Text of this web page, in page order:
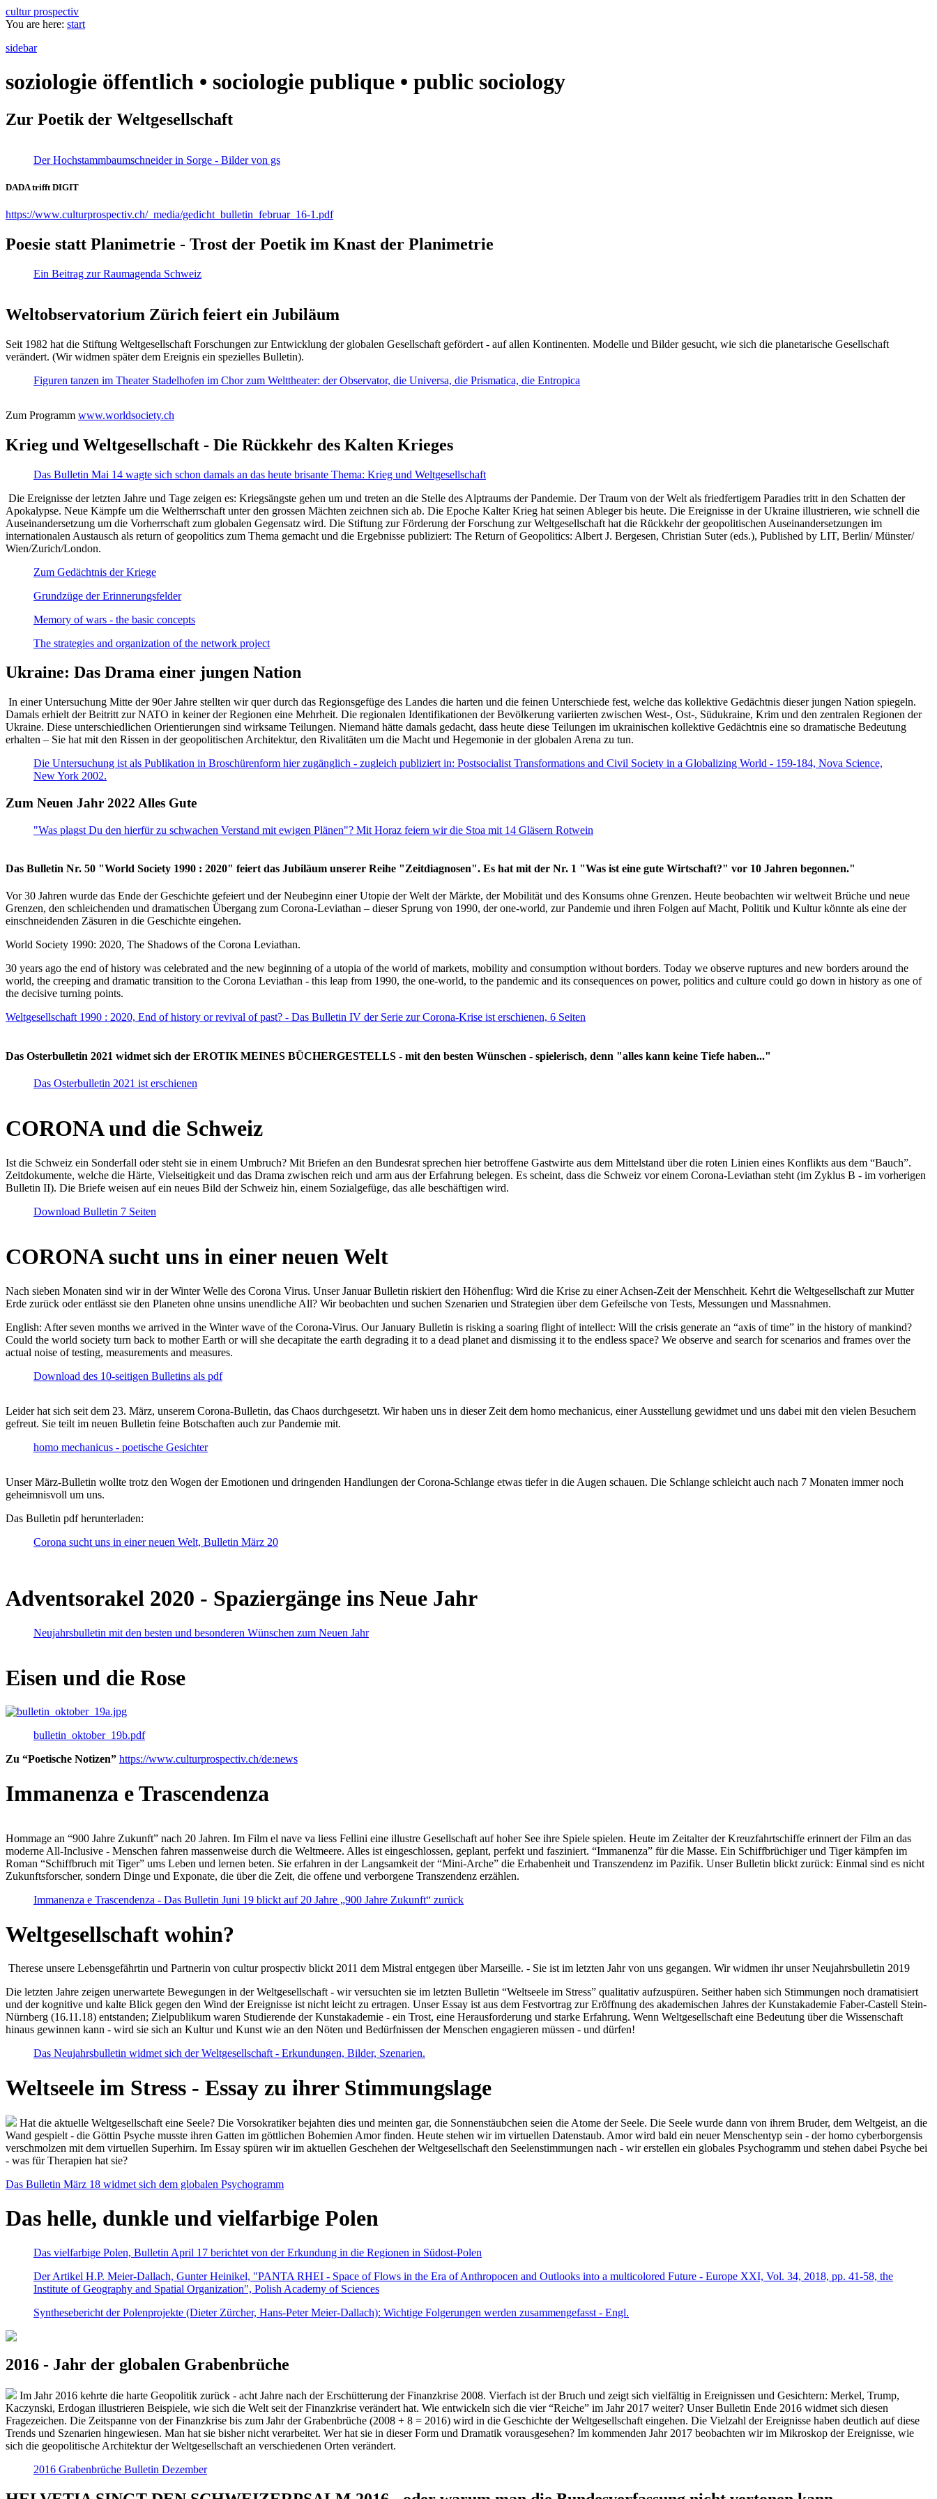
cultur prospectiv
You are here: start
sidebar
soziologie öffentlich • sociologie publique • public sociology
Zur Poetik der Weltgesellschaft
Der Hochstammbaumschneider in Sorge - Bilder von gs
DADA trifft DIGIT
https://www.culturprospectiv.ch/_media/gedicht_bulletin_februar_16-1.pdf
Poesie statt Planimetrie - Trost der Poetik im Knast der Planimetrie
Ein Beitrag zur Raumagenda Schweiz
Weltobservatorium Zürich feiert ein Jubiläum
Seit 1982 hat die Stiftung Weltgesellschaft Forschungen zur Entwicklung der globalen Gesellschaft gefördert - auf allen Kontinenten. Modelle und Bilder gesucht, wie sich die planetarische Gesellschaft
verändert. (Wir widmen später dem Ereignis ein spezielles Bulletin).
Figuren tanzen im Theater Stadelhofen im Chor zum Welttheater: der Observator, die Universa, die Prismatica, die Entropica
Zum Programm www.worldsociety.ch
Krieg und Weltgesellschaft - Die Rückkehr des Kalten Krieges
Das Bulletin Mai 14 wagte sich schon damals an das heute brisante Thema: Krieg und Weltgesellschaft
Die Ereignisse der letzten Jahre und Tage zeigen es: Kriegsängste gehen um und treten an die Stelle des Alptraums der Pandemie. Der Traum von der Welt als friedfertigem Paradies tritt in den Schatten der
Apokalypse. Neue Kämpfe um die Weltherrschaft unter den grossen Mächten zeichnen sich ab. Die Epoche Kalter Krieg hat seinen Ableger bis heute. Die Ereignisse in der Ukraine illustrieren, wie schnell die
Auseinandersetzung um die Vorherrschaft zum globalen Gegensatz wird. Die Stiftung zur Förderung der Forschung zur Weltgesellschaft hat die Rückkehr der geopolitischen Auseinandersetzungen im
internationalen Austausch als return of geopolitics zum Thema gemacht und die Ergebnisse publiziert: The Return of Geopolitics: Albert J. Bergesen, Christian Suter (eds.), Published by LIT, Berlin/ Münster/
Wien/Zurich/London.
Zum Gedächtnis der Kriege
Grundzüge der Erinnerungsfelder
Memory of wars - the basic concepts
The strategies and organization of the network project
Ukraine: Das Drama einer jungen Nation
In einer Untersuchung Mitte der 90er Jahre stellten wir quer durch das Regionsgefüge des Landes die harten und die feinen Unterschiede fest, welche das kollektive Gedächtnis dieser jungen Nation spiegeln.
Damals erhielt der Beitritt zur NATO in keiner der Regionen eine Mehrheit. Die regionalen Identifikationen der Bevölkerung variierten zwischen West-, Ost-, Südukraine, Krim und den zentralen Regionen der
Ukraine. Diese unterschiedlichen Orientierungen sind wirksame Teilungen. Niemand hätte damals gedacht, dass heute diese Teilungen im ukrainischen kollektive Gedächtnis eine so dramatische Bedeutung
erhalten – Sie hat mit den Rissen in der geopolitischen Architektur, den Rivalitäten um die Macht und Hegemonie in der globalen Arena zu tun.
Die Untersuchung ist als Publikation in Broschürenform hier zugänglich - zugleich publiziert in: Postsocialist Transformations and Civil Society in a Globalizing World - 159-184, Nova Science,
New York 2002.
Zum Neuen Jahr 2022 Alles Gute
"Was plagst Du den hierfür zu schwachen Verstand mit ewigen Plänen"? Mit Horaz feiern wir die Stoa mit 14 Gläsern Rotwein
Das Bulletin Nr. 50 "World Society 1990 : 2020" feiert das Jubiläum unserer Reihe "Zeitdiagnosen". Es hat mit der Nr. 1 "Was ist eine gute Wirtschaft?" vor 10 Jahren begonnen."
Vor 30 Jahren wurde das Ende der Geschichte gefeiert und der Neubeginn einer Utopie der Welt der Märkte, der Mobilität und des Konsums ohne Grenzen. Heute beobachten wir weltweit Brüche und neue
Grenzen, den schleichenden und dramatischen Übergang zum Corona-Leviathan – dieser Sprung von 1990, der one-world, zur Pandemie und ihren Folgen auf Macht, Politik und Kultur könnte als eine der
einschneidenden Zäsuren in die Geschichte eingehen.
World Society 1990: 2020, The Shadows of the Corona Leviathan.
30 years ago the end of history was celebrated and the new beginning of a utopia of the world of markets, mobility and consumption without borders. Today we observe ruptures and new borders around the
world, the creeping and dramatic transition to the Corona Leviathan - this leap from 1990, the one-world, to the pandemic and its consequences on power, politics and culture could go down in history as one of
the decisive turning points.
Weltgesellschaft 1990 : 2020, End of history or revival of past? - Das Bulletin IV der Serie zur Corona-Krise ist erschienen, 6 Seiten
Das Osterbulletin 2021 widmet sich der EROTIK MEINES BÜCHERGESTELLS - mit den besten Wünschen - spielerisch, denn "alles kann keine Tiefe haben..."
Das Osterbulletin 2021 ist erschienen
CORONA und die Schweiz
Ist die Schweiz ein Sonderfall oder steht sie in einem Umbruch? Mit Briefen an den Bundesrat sprechen hier betroffene Gastwirte aus dem Mittelstand über die roten Linien eines Konflikts aus dem “Bauch”.
Zeitdokumente, welche die Härte, Vielseitigkeit und das Drama zwischen reich und arm aus der Erfahrung belegen. Es scheint, dass die Schweiz vor einem Corona-Leviathan steht (im Zyklus B - im vorherigen
Bulletin II). Die Briefe weisen auf ein neues Bild der Schweiz hin, einem Sozialgefüge, das alle beschäftigen wird.
Download Bulletin 7 Seiten
CORONA sucht uns in einer neuen Welt
Nach sieben Monaten sind wir in der Winter Welle des Corona Virus. Unser Januar Bulletin riskiert den Höhenflug: Wird die Krise zu einer Achsen-Zeit der Menschheit. Kehrt die Weltgesellschaft zur Mutter
Erde zurück oder entlässt sie den Planeten ohne unsins unendliche All? Wir beobachten und suchen Szenarien und Strategien über dem Gefeilsche von Tests, Messungen und Massnahmen.
English: After seven months we arrived in the Winter wave of the Corona-Virus. Our January Bulletin is risking a soaring flight of intellect: Will the crisis generate an “axis of time” in the history of mankind?
Could the world society turn back to mother Earth or will she decapitate the earth degrading it to a dead planet and dismissing it to the endless space? We observe and search for scenarios and frames over the
actual noise of testing, measurements and measures.
Download des 10-seitigen Bulletins als pdf
Leider hat sich seit dem 23. März, unserem Corona-Bulletin, das Chaos durchgesetzt. Wir haben uns in dieser Zeit dem homo mechanicus, einer Ausstellung gewidmet und uns dabei mit den vielen Besuchern
gefreut. Sie teilt im neuen Bulletin feine Botschaften auch zur Pandemie mit.
homo mechanicus - poetische Gesichter
Unser März-Bulletin wollte trotz den Wogen der Emotionen und dringenden Handlungen der Corona-Schlange etwas tiefer in die Augen schauen. Die Schlange schleicht auch nach 7 Monaten immer noch
geheimnisvoll um uns.
Das Bulletin pdf herunterladen:
Corona sucht uns in einer neuen Welt, Bulletin März 20
Adventsorakel 2020 - Spaziergänge ins Neue Jahr
Neujahrsbulletin mit den besten und besonderen Wünschen zum Neuen Jahr
Eisen und die Rose
bulletin_oktober_19b.pdf
Zu “Poetische Notizen” https://www.culturprospectiv.ch/de:news
Immanenza e Trascendenza
Hommage an “900 Jahre Zukunft” nach 20 Jahren. Im Film el nave va liess Fellini eine illustre Gesellschaft auf hoher See ihre Spiele spielen. Heute im Zeitalter der Kreuzfahrtschiffe erinnert der Film an das
moderne All-Inclusive - Menschen fahren massenweise durch die Weltmeere. Alles ist eingeschlossen, geplant, perfekt und fasziniert. “Immanenza” für die Masse. Ein Schiffbrüchiger und Tiger kämpfen im
Roman “Schiffbruch mit Tiger” ums Leben und lernen beten. Sie erfahren in der Langsamkeit der “Mini-Arche” die Erhabenheit und Transzendenz im Pazifik. Unser Bulletin blickt zurück: Einmal sind es nicht
Zukunftsforscher, sondern Dinge und Exponate, die über die Zeit, die offene und verborgene Transzendenz erzählen.
Immanenza e Trascendenza - Das Bulletin Juni 19 blickt auf 20 Jahre „900 Jahre Zukunft“ zurück
Weltgesellschaft wohin?
Therese unsere Lebensgefährtin und Partnerin von cultur prospectiv blickt 2011 dem Mistral entgegen über Marseille. - Sie ist im letzten Jahr von uns gegangen. Wir widmen ihr unser Neujahrsbulletin 2019
Die letzten Jahre zeigen unerwartete Bewegungen in der Weltgesellschaft - wir versuchten sie im letzten Bulletin “Weltseele im Stress” qualitativ aufzuspüren. Seither haben sich Stimmungen noch dramatisiert
und der kognitive und kalte Blick gegen den Wind der Ereignisse ist nicht leicht zu ertragen. Unser Essay ist aus dem Festvortrag zur Eröffnung des akademischen Jahres der Kunstakademie Faber-Castell Stein-
Nürnberg (16.11.18) entstanden; Zielpublikum waren Studierende der Kunstakademie - ein Trost, eine Herausforderung und starke Erfahrung. Wenn Weltgesellschaft eine Bedeutung über die Wissenschaft
hinaus gewinnen kann - wird sie sich an Kultur und Kunst wie an den Nöten und Bedürfnissen der Menschen engagieren müssen - und dürfen!
Das Neujahrsbulletin widmet sich der Weltgesellschaft - Erkundungen, Bilder, Szenarien.
Weltseele im Stress - Essay zu ihrer Stimmungslage
Hat die aktuelle Weltgesellschaft eine Seele? Die Vorsokratiker bejahten dies und meinten gar, die Sonnenstäubchen seien die Atome der Seele. Die Seele wurde dann von ihrem Bruder, dem Weltgeist, an die
Wand gespielt - die Göttin Psyche musste ihren Gatten im göttlichen Bohemien Amor finden. Heute stehen wir im virtuellen Datenstaub. Amor wird bald ein neuer Menschentyp sein - der homo cyberborgensis
verschmolzen mit dem virtuellen Superhirn. Im Essay spüren wir im aktuellen Geschehen der Weltgesellschaft den Seelenstimmungen nach - wir erstellen ein globales Psychogramm und stehen dabei Psyche bei
- was für Therapien hat sie?
Das Bulletin März 18 widmet sich dem globalen Psychogramm
Das helle, dunkle und vielfarbige Polen
Das vielfarbige Polen, Bulletin April 17 berichtet von der Erkundung in die Regionen in Südost-Polen
Der Artikel H.P. Meier-Dallach, Gunter Heinikel, "PANTA RHEI - Space of Flows in the Era of Anthropocen and Outlooks into a multicolored Future - Europe XXI, Vol. 34, 2018, pp. 41-58, the
Institute of Geography and Spatial Organization", Polish Academy of Sciences
Synthesebericht der Polenprojekte (Dieter Zürcher, Hans-Peter Meier-Dallach): Wichtige Folgerungen werden zusammengefasst - Engl.
2016 - Jahr der globalen Grabenbrüche
Im Jahr 2016 kehrte die harte Geopolitik zurück - acht Jahre nach der Erschütterung der Finanzkrise 2008. Vierfach ist der Bruch und zeigt sich vielfältig in Ereignissen und Gesichtern: Merkel, Trump,
Kaczynski, Erdogan illustrieren Beispiele, wie sich die Welt seit der Finanzkrise verändert hat. Wie entwickeln sich die vier “Reiche” im Jahr 2017 weiter? Unser Bulletin Ende 2016 widmet sich diesen
Fragezeichen. Die Zeitspanne von der Finanzkrise bis zum Jahr der Grabenbrüche (2008 + 8 = 2016) wird in die Geschichte der Weltgesellschaft eingehen. Die Vielzahl der Ereignisse haben deutlich auf diese
Trends und Szenarien hingewiesen. Man hat sie bisher nicht verarbeitet. Wer hat sie in dieser Form und Dramatik vorausgesehen? Im kommenden Jahr 2017 beobachten wir im Mikroskop der Ereignisse, wie
sich die geopolitische Architektur der Weltgesellschaft an verschiedenen Orten verändert.
2016 Grabenbrüche Bulletin Dezember